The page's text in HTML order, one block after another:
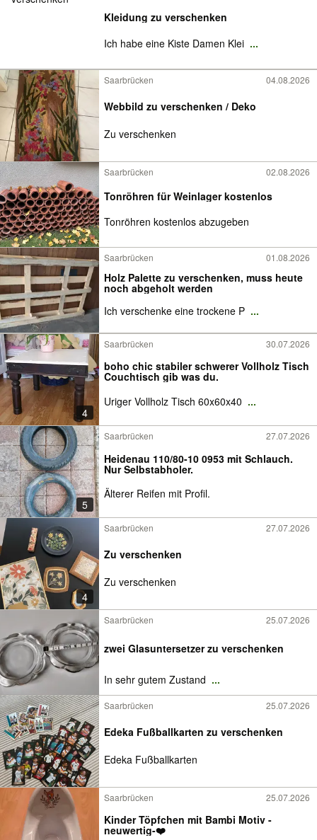
Kleidung zu verschenken
Ich habe eine Kiste Damen Klei ...
Saarbrücken 04.08.2026
Webbild zu verschenken / Deko
Zu verschenken
Saarbrücken 02.08.2026
Tonröhren für Weinlager kostenlos
Tonröhren kostenlos abzugeben
Saarbrücken 01.08.2026
Holz Palette zu verschenken, muss heute
noch abgeholt werden
Ich verschenke eine trockene P ...
4
Saarbrücken 30.07.2026
boho chic stabiler schwerer Vollholz Tisch
Couchtisch gib was du.
Uriger Vollholz Tisch 60x60x40 ...
5
Saarbrücken 27.07.2026
Heidenau 110/80-10 0953 mit Schlauch.
Nur Selbstabholer.
Älterer Reifen mit Profil.
4
Saarbrücken 27.07.2026
Zu verschenken
Zu verschenken
Saarbrücken 25.07.2026
zwei Glasuntersetzer zu verschenken
In sehr gutem Zustand ...
Saarbrücken 25.07.2026
Edeka Fußballkarten zu verschenken
Edeka Fußballkarten
Saarbrücken 25.07.2026
Kinder Töpfchen mit Bambi Motiv -
neuwertig-❤️